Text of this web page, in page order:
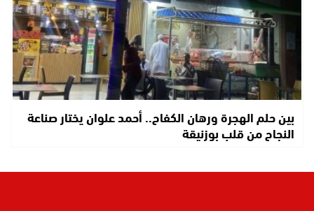
بين حلم الهجرة ورهان الكفاح.. أحمد علوان يختار صناعة
النجاح من قلب بوزنيقة